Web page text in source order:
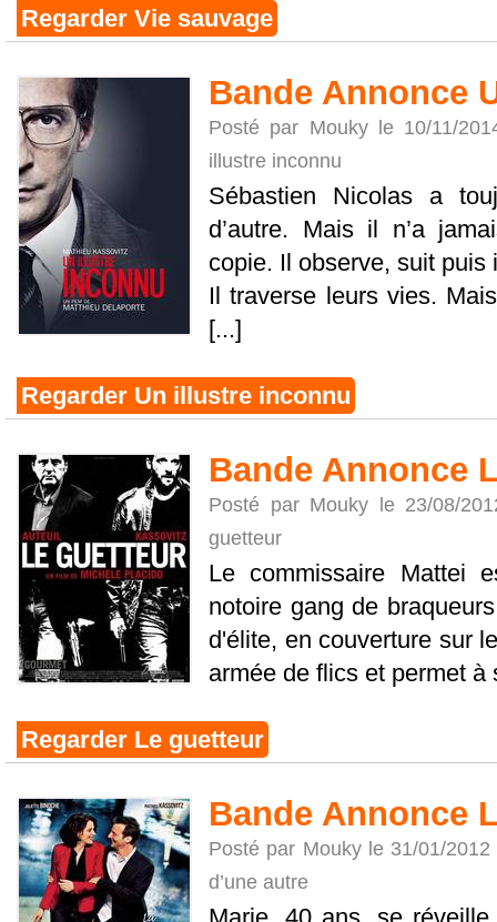
Regarder Vie sauvage
Bande Annonce
Posté par Mouky le 10/11/
illustre inconnu
Sébastien Nicolas a
d’autre. Mais il n’a
copie. Il observe, suit puis
Il traverse leurs vies.
[...]
Regarder Un illustre inconnu
Bande Annonce
Posté par Mouky le 23/08/
guetteur
Le commissaire Mattei
notoire gang de
d'élite, en couverture sur
armée de flics et permet à
Regarder Le guetteur
Bande Annonce
Posté par Mouky le 31/01/
d’une autre